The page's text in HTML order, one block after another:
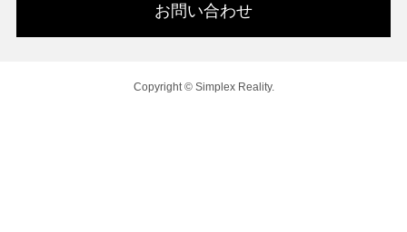
お問い合わせ
Copyright © Simplex Reality.